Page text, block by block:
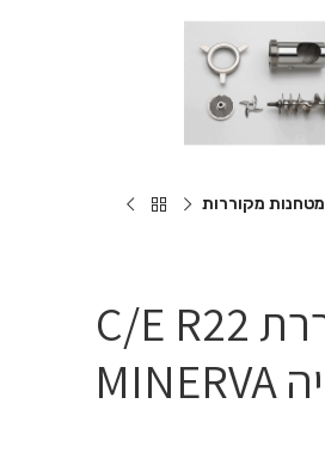
מטחנות מקוררות
מטחנה מקוררת C/E R22
תוצרת איטליה MINERVA